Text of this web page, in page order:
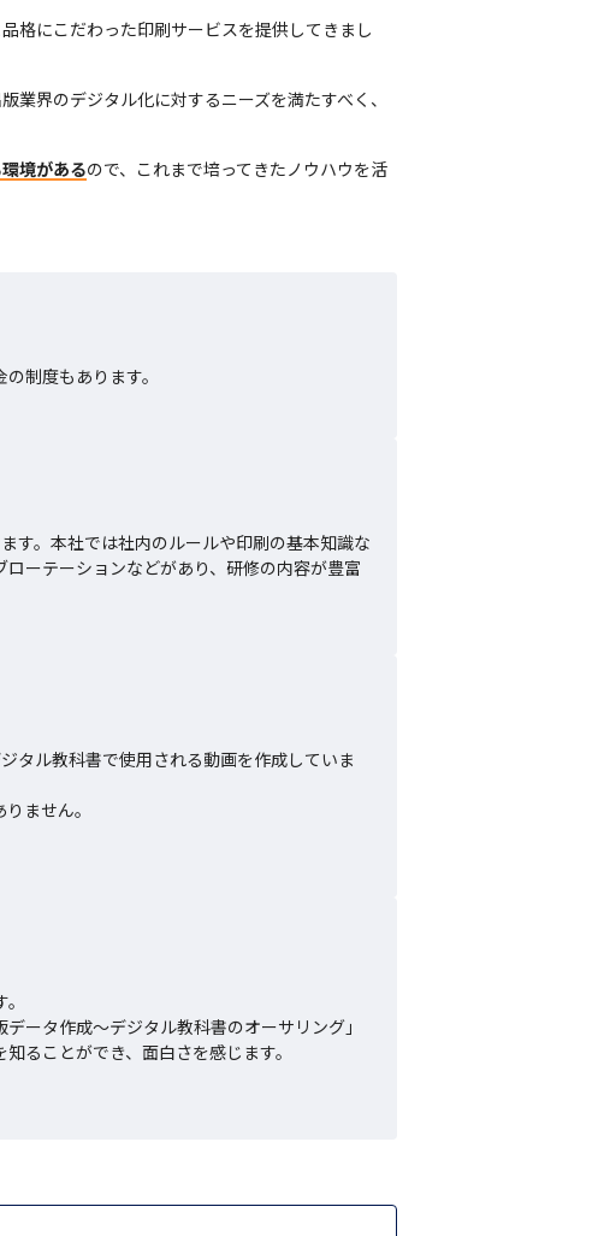
格にこだわった印刷サービスを提供してきまし
界のデジタル化に対するニーズを満たすべく、
境があるので、これまで培ってきたノウハウを活
制度もあります。
す。本社では社内のルールや印刷の基本知識な
ーテーションなどがあり、研修の内容が豊富
タル教科書で使用される動画を作成していま
ません。
ータ作成〜デジタル教科書のオーサリング」
ることができ、面白さを感じます。